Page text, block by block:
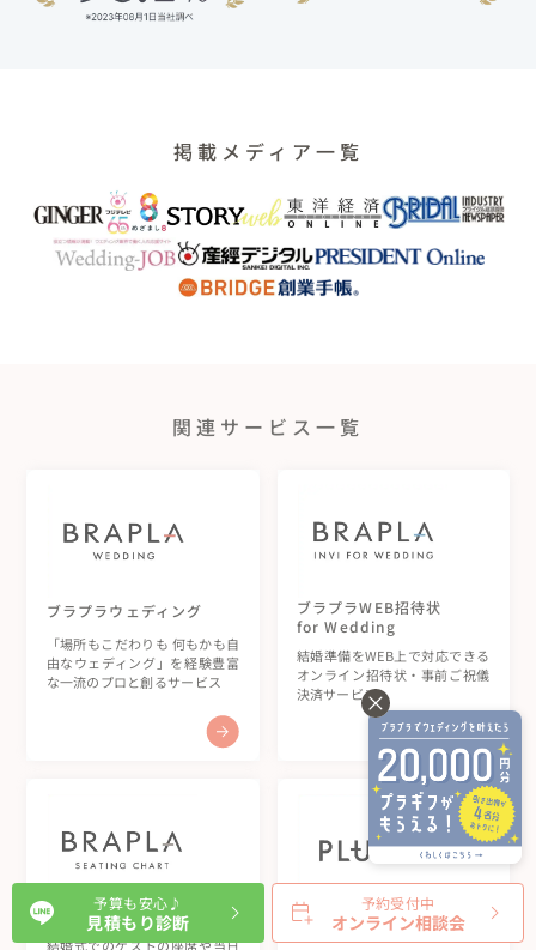
掲載メディア一覧
関連サービス一覧
ブラプラウェディング
「場所もこだわりも 何もかも自
由なウェディング」を経験豊富
な一流のプロと創るサービス
ブラプラWEB招待状
for Wedding
結婚準備をWEB上で対応できる
オンライン招待状・事前ご祝儀
決済サービス
ブラプラWEB席次表
結婚式でのゲストの座席や当日
引き出物カード
-プラギフ-
予算も安心♪
見積もり診断
予約受付中
オンライン相談会